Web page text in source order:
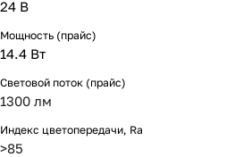
24 В
Мощность (прайс)
14.4 Вт
Световой поток (прайс)
1300 лм
Индекс цветопередачи, Ra
>85